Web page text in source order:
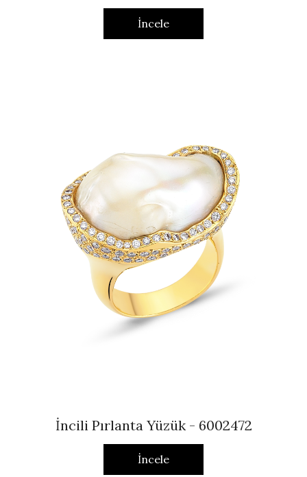
İncele
İncili Pırlanta Yüzük - 6002472
İncele